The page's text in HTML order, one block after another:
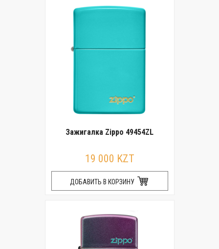
Зажигалка Zippo 49454ZL
19 000 KZT
ДОБАВИТЬ В КОРЗИНУ